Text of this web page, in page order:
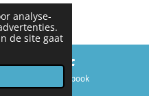
analyse-
de site gaat
Facebook